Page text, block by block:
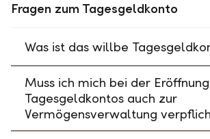
Fragen zum Tagesgeldkonto
Was ist das willbe
Muss ich mich bei der
Tagesgeldkontos auch zur
Vermögensverwaltung